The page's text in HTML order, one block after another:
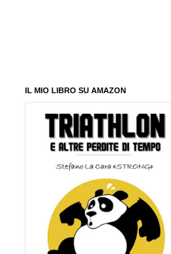
IL MIO LIBRO SU AMAZON